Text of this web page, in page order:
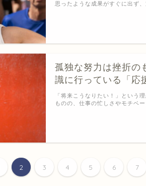
思ったような成果がすぐに出ず
孤独な努力は挫折の
識に行っている「応
「将来こうなりたい！」という
ものの、仕事の忙しさやモチベ
2 3 4 5 6 7